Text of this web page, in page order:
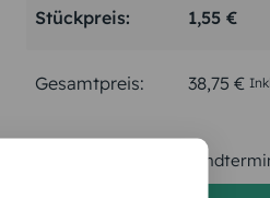
Stückpreis: 1,55 €
Gesamtpreis: 38,75 €
Spätester